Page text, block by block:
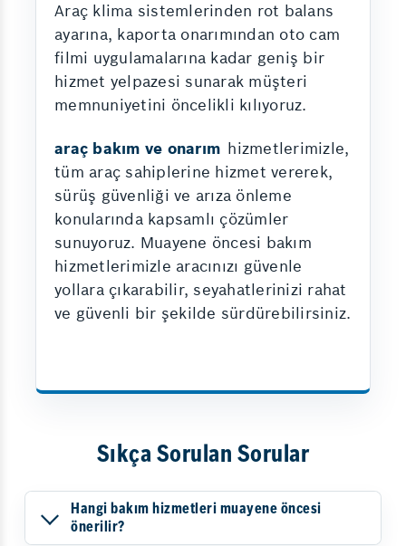
Araç klima sistemlerinden rot balans
ayarına, kaporta onarımından oto cam
filmi uygulamalarına kadar geniş bir
hizmet yelpazesi sunarak müşteri
memnuniyetini öncelikli kılıyoruz.
araç bakım ve onarım hizmetlerimizle,
tüm araç sahiplerine hizmet vererek,
sürüş güvenliği ve arıza önleme
konularında kapsamlı çözümler
sunuyoruz. Muayene öncesi bakım
hizmetlerimizle aracınızı güvenle
yollara çıkarabilir, seyahatlerinizi rahat
ve güvenli bir şekilde sürdürebilirsiniz.
Sıkça Sorulan Sorular
Hangi bakım hizmetleri muayene öncesi
önerilir?